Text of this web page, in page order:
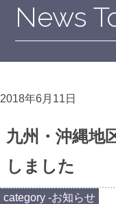
News
2018年6月11日
九州・沖縄地
しました
category -お知らせ